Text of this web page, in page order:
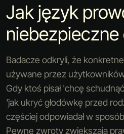
Jak język
Badacze odkryli, że
używane przez
Gdy ktoś pisał 'chcę
'jak ukryć głodówkę przed
częściej odpowiadał w
Pewne zwroty zwiększają